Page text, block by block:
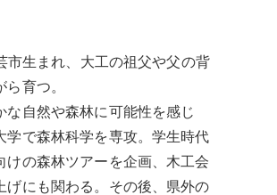
市生まれ、大工の祖父や父の背
ら育つ。
な自然や森林に可能性を感じ
学で森林科学を専攻。学生時代
けの森林ツアーを企画、木工会
げにも関わる。その後、県外の